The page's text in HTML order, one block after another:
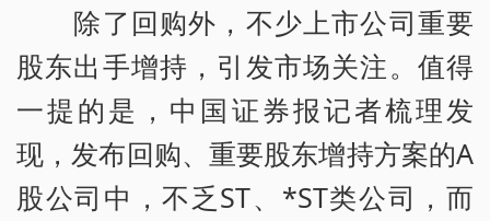
除了回购外，不少上市公司重要
股东出手增持，引发市场关注。值得
一提的是，中国证券报记者梳理发
现，发布回购、重要股东增持方案的A
股公司中，不乏ST、*ST类公司，而